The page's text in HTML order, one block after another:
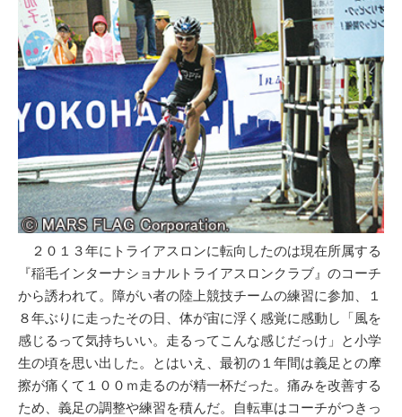
２０１３年にトライアスロンに転向したのは現在所属する
『稲毛インターナショナルトライアスロンクラブ』のコーチ
から誘われて。障がい者の陸上競技チームの練習に参加、１
８年ぶりに走ったその日、体が宙に浮く感覚に感動し「風を
感じるって気持ちいい。走るってこんな感じだっけ」と小学
生の頃を思い出した。とはいえ、最初の１年間は義足との摩
擦が痛くて１００ｍ走るのが精一杯だった。痛みを改善する
ため、義足の調整や練習を積んだ。自転車はコーチがつきっ